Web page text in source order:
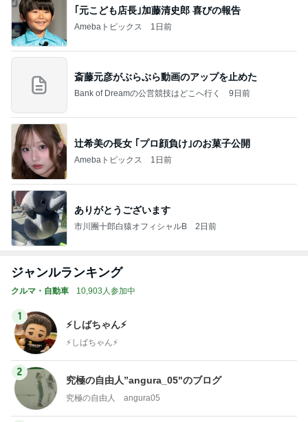
｢元こども店長｣加藤清史郎 喜びの報告
Amebaトピックス 1日前
斎藤元彦がぶらぶら動画のアップを止めた
Bank of Dreamの公営競技はどこへ行く 9日前
辻希美の長女 ｢プロ顔負け｣のお菓子公開
Amebaトピックス 1日前
ありがとうございます
市川團十郎白猿オフィシャルB 2日前
ジャンルランキング
クルマ・自動車 10,903人参加中
1
⚡️しばちゃん⚡
⚡️しばちゃん⚡️
2
究極の自由人”angura_05"のブログ
究極の自由人 angura05